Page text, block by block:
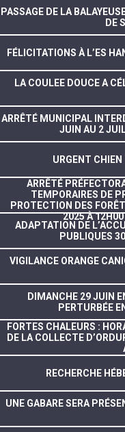
PASSAGE DE LA
DE
FÉLICITATIONS À L’ES
LA COULEE DOUCE A
ARRÊTÉ MUNICIPAL
JUIN AU 2
URGENT
ARRÊTÉ
TEMPORAIRES DE
PROTECTION DES
2025 À
ADAPTATION DE
PUBLIQUES
VIGILANCE ORANGE
DIMANCHE 29 JUIN
PERTURBÉE
FORTES CHALEURS :
DE LA COLLECTE
RECHERCHE
UNE GABARE SERA